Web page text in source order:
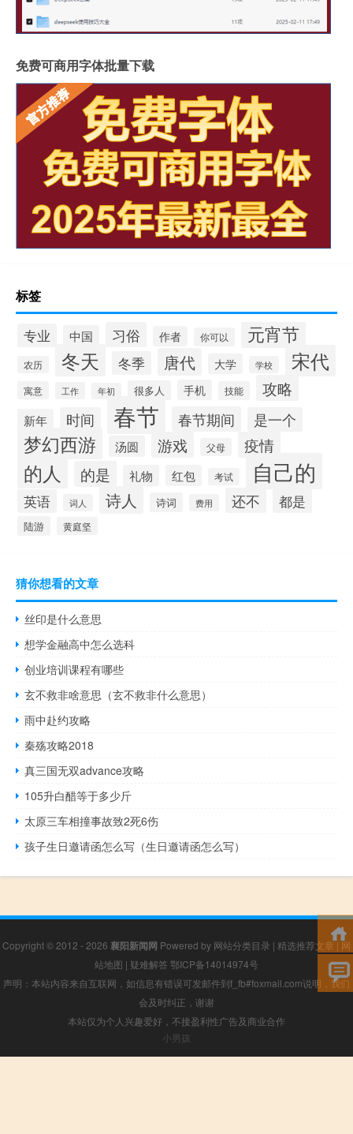
免费可商用字体批量下载
标签
专业 中国 习俗 作者 你可以 元宵节
农历 冬天 冬季 唐代 大学 学校 宋代
寓意 工作 年初 很多人 手机 技能 攻略
新年 时间 春节 春节期间 是一个
梦幻西游 汤圆 游戏 父母 疫情
的人 的是 礼物 红包 考试 自己的
英语 词人 诗人 诗词 费用 还不 都是
陆游 黄庭坚
猜你想看的文章
丝印是什么意思
想学金融高中怎么选科
创业培训课程有哪些
玄不救非啥意思（玄不救非什么意思）
雨中赴约攻略
秦殇攻略2018
真三国无双advance攻略
105升白醋等于多少斤
太原三车相撞事故致2死6伤
孩子生日邀请函怎么写（生日邀请函怎么写）
Copyright © 2012 - 2026 襄阳新闻网 Powered by 网站分类目录 | 精选推荐文章|网
站地图 | 疑难解答 鄂ICP备14014974号
声明：本站内容来自互联网，如信息有错误可发邮件到f_fb#foxmail.com说明，我们
会及时纠正，谢谢
本站仅为个人兴趣爱好，不接盈利性广告及商业合作
小男孩